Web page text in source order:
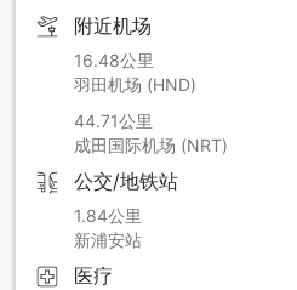
附近机场
16.48公里
羽田机场 (HND)
44.71公里
成田国际机场 (NRT)
公交/地铁站
1.84公里
新浦安站
医疗